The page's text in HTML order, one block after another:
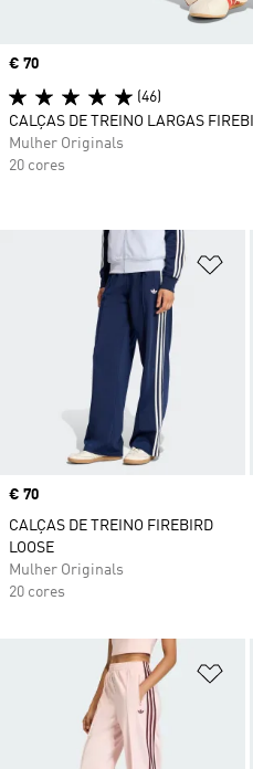
Price
€ 70
CALÇAS DE TREINO FIREBIRD
LOOSE
Mulher Originals
20 cores
Price
€ 70
(46)
CALÇAS DE TREINO LARGAS
Mulher Originals
20 cores